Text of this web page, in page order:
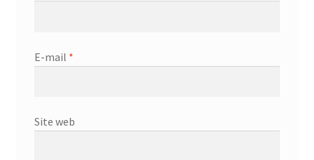
E-mail *
Site web